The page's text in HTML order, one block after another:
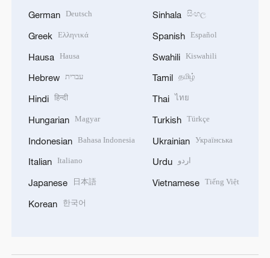
German Deutsch
Greek Ελληνικά
Hausa Hausa
Hebrew עברית
Hindi हिन्दी
Hungarian Magyar
Indonesian Bahasa Indonesia
Italian Italiano
Japanese 日本語
Korean 한국어
Sinhala සිංහල
Spanish Español
Swahili Kiswahili
Tamil தமிழ்
Thai ไทย
Turkish Türkçe
Ukrainian Українська
Urdu اردو
Vietnamese Tiếng Việt